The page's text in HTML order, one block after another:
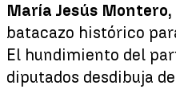
María Jesús Montero,
batacazo histórico
El hundimiento del
diputados desdibuja